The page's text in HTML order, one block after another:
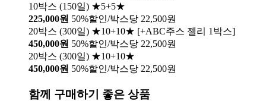
10박스 (150일) ★5+5★
225,000원 50%할인/박스당 22,500원
20박스 (300일) ★10+10★ [+ABC주스 젤리 1박스]
450,000원 50%할인/박스당 22,500원
20박스 (300일) ★10+10★
450,000원 50%할인/박스당 22,500원
함께 구매하기 좋은 상품